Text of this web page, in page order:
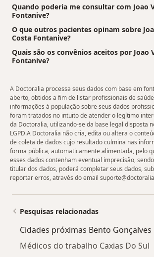
Quando poderia me consultar com Joao
Fontanive?
O que outros pacientes opinam sobre
Costa Fontanive?
Quais são os convênios aceitos por Joao
Fontanive?
A Doctoralia processa seus dados com base em
aberto, obtidos a fim de listar profissionais de
informações à população sobre seus dados
foram tratados no intuito de atender o legítimo
da Doctoralia, utilizando-se da base legal disposta
LGPD.A Doctoralia não cria, edita ou altera o
de coleta de dados cujo resultado culmina nas
forma pública, automaticamente alimentada, pelo
esses dados contenham eventual imprecisão,
titular dos dados, poderá completar seus dados,
reportar erros, através do email
Pesquisas relacionadas
Cidades próximas Bento Gonçalves
Médicos do trabalho Caxias Do Sul